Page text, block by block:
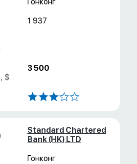
1 937
3 500
Standard Chartered
Bank (HK) LTD
Гонконг